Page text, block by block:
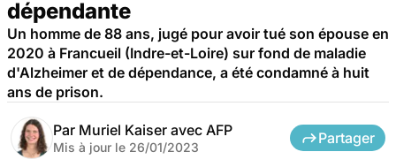
dépendante
Un homme de 88 ans, jugé pour avoir tué son épouse en
2020 à Francueil (Indre-et-Loire) sur fond de maladie
d'Alzheimer et de dépendance, a été condamné à huit
ans de prison.
Par Muriel Kaiser avec AFP
Mis à jour le 26/01/2023
Partager